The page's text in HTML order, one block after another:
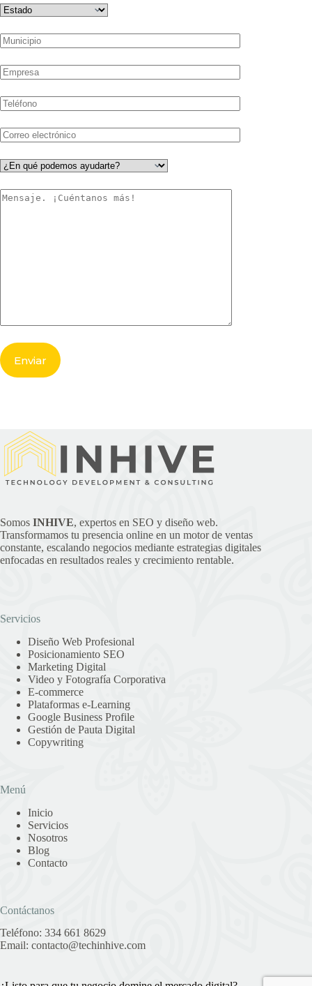
Somos INHIVE, expertos en SEO y diseño web.
Transformamos tu presencia online en un motor de ventas
constante, escalando negocios mediante estrategias digitales
enfocadas en resultados reales y crecimiento rentable.
Servicios
Diseño Web Profesional
Posicionamiento SEO
Marketing Digital
Video y Fotografía Corporativa
E-commerce
Plataformas e-Learning
Google Business Profile
Gestión de Pauta Digital
Copywriting
Menú
Inicio
Servicios
Nosotros
Blog
Contacto
Contáctanos
Teléfono: 334 661 8629
Email: contacto@techinhive.com